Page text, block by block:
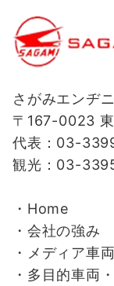
さがみエンヂ
〒167-0023
代表：03-
観光：03-
・Home
・会社の強み
・ メディア車
・ 多目的車両